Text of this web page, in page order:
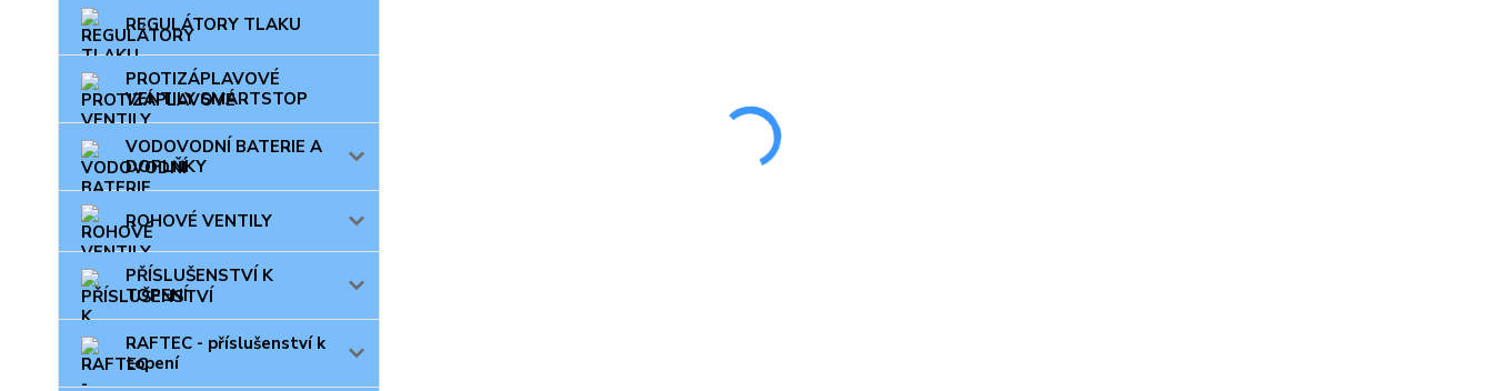
REGULÁTORY TLAKU
PROTIZÁPLAVOVÉ
VENTILY SMARTSTOP
VODOVODNÍ BATERIE A
DOPLŇKY
ROHOVÉ VENTILY
PŘÍSLUŠENSTVÍ K
TOPENÍ
RAFTEC - příslušenství k
topení